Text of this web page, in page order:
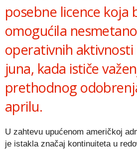
posebne licence koja
omogućila
operativnih aktivnosti
juna, kada ističe
prethodnog
aprilu.
U zahtevu upućenom američkoj
je istakla značaj kontinuiteta u